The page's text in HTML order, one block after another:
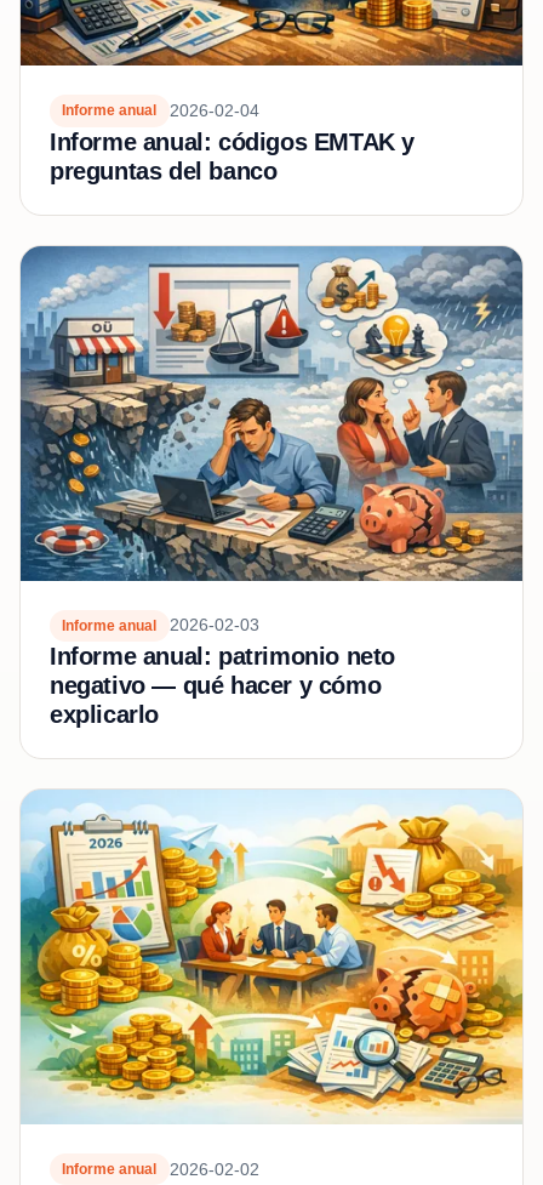
Informe anual 2026-02-04
Informe anual: códigos EMTAK y
preguntas del banco
Informe anual 2026-02-03
Informe anual: patrimonio neto
negativo — qué hacer y cómo
explicarlo
Informe anual 2026-02-02